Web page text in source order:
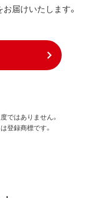
届けいたします。
ではありません。
登録商標です。